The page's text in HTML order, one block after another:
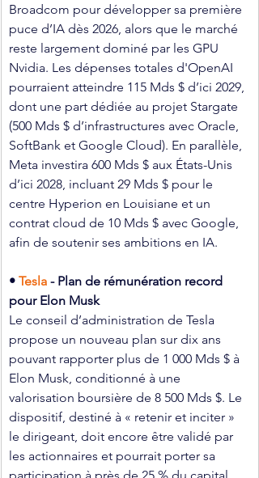
Broadcom pour développer sa première
puce d’IA dès 2026, alors que le marché
reste largement dominé par les GPU
Nvidia. Les dépenses totales d'OpenAI
pourraient atteindre 115 Mds $ d’ici 2029,
dont une part dédiée au projet Stargate
(500 Mds $ d’infrastructures avec Oracle,
SoftBank et Google Cloud). En parallèle,
Meta investira 600 Mds $ aux États-Unis
d’ici 2028, incluant 29 Mds $ pour le
centre Hyperion en Louisiane et un
contrat cloud de 10 Mds $ avec Google,
afin de soutenir ses ambitions en IA.
• Tesla - Plan de rémunération record
pour Elon Musk
Le conseil d’administration de Tesla
propose un nouveau plan sur dix ans
pouvant rapporter plus de 1 000 Mds $ à
Elon Musk, conditionné à une
valorisation boursière de 8 500 Mds $. Le
dispositif, destiné à « retenir et inciter »
le dirigeant, doit encore être validé par
les actionnaires et pourrait porter sa